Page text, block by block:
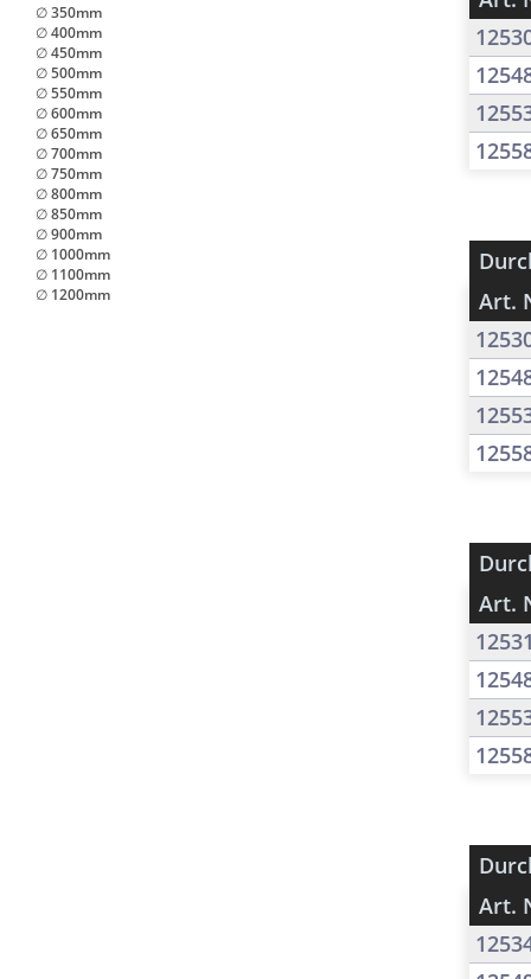
Art.
Art.
Art.
∅ 350mm
∅ 400mm
∅ 450mm
∅ 500mm
∅ 550mm
∅ 600mm
∅ 650mm
∅ 700mm
∅ 750mm
∅ 800mm
∅ 850mm
∅ 900mm
∅ 1000mm
∅ 1100mm
∅ 1200mm